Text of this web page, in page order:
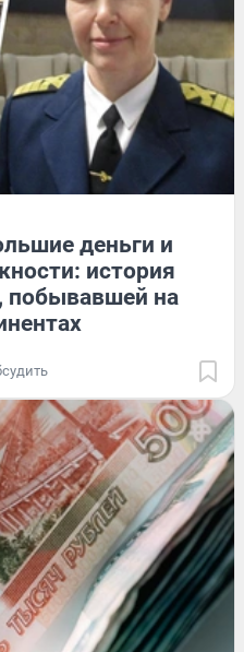
деньги и
история
на